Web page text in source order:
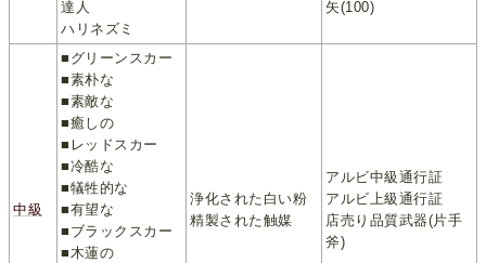
達人
ハリネズミ
矢(100)
中級
■グリーンスカー
■素朴な
■素敵な
■癒しの
■レッドスカー
■冷酷な
■犠牲的な
■有望な
■ブラックスカー
■木蓮の
浄化された白い粉
精製された触媒
アルビ中級通行証
アルビ上級通行証
店売り品質武器(片手
斧)